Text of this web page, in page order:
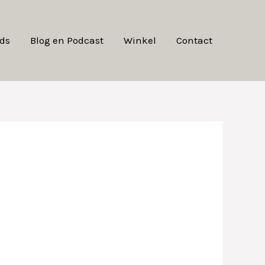
Blog en Podcast Winkel Contact